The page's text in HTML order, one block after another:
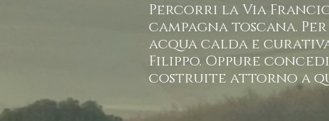
Percorri la Via
campagna toscana.
acqua calda e curativa
Filippo. Oppure
costruite attorno a